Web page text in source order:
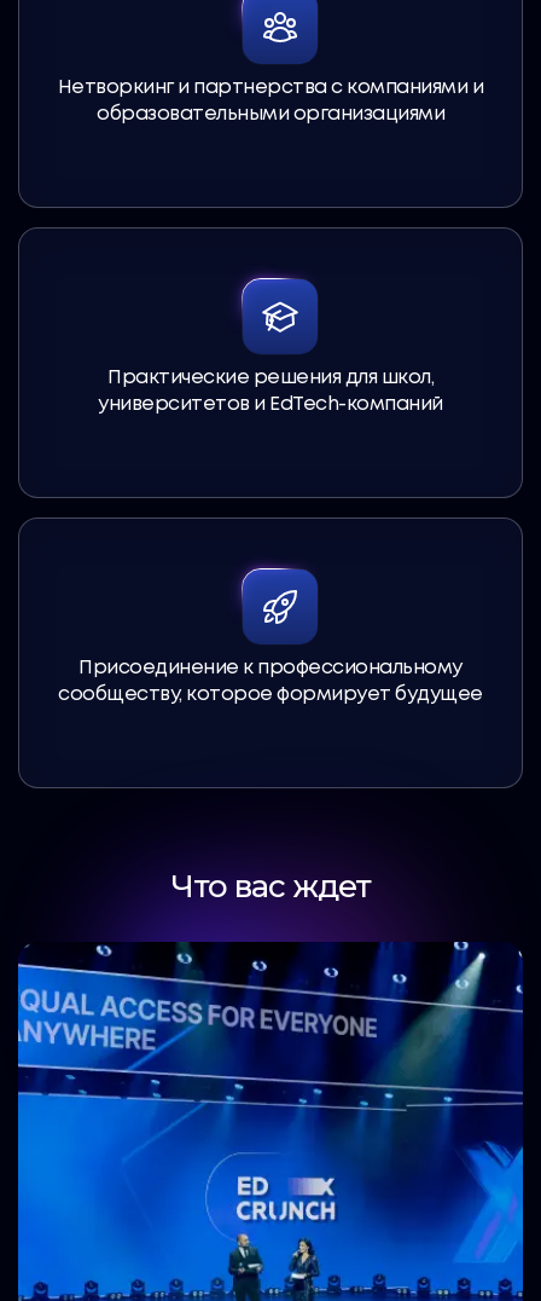
Нетворкинг и партнерства с компаниями и
образовательными организациями
Практические решения для школ,
университетов и EdTech-компаний
Присоединение к профессиональному
сообществу, которое формирует будущее
Что вас ждет